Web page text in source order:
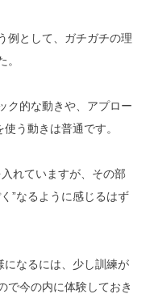
例として、ガチガチの理
ク的な動きや、アプロー
う動きは普通です。
れていますが、その部
”なるように感じるはず
になるには、少し訓練が
で今の内に体験しておき